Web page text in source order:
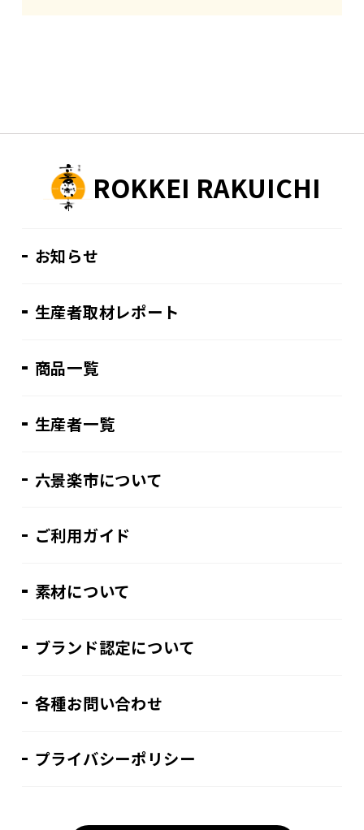
ROKKEI RAKUICHI
お知らせ
生産者取材レポート
商品一覧
生産者一覧
六景楽市について
ご利用ガイド
素材について
ブランド認定について
各種お問い合わせ
プライバシーポリシー